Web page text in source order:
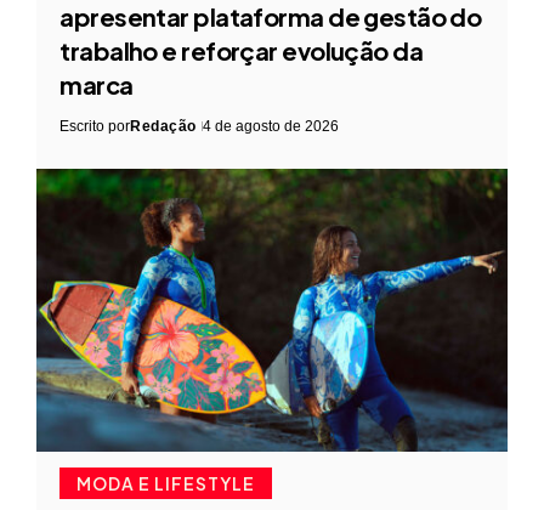
apresentar plataforma de gestão do
trabalho e reforçar evolução da
marca
Escrito porRedação 4 de agosto de 2026
MODA E LIFESTYLE